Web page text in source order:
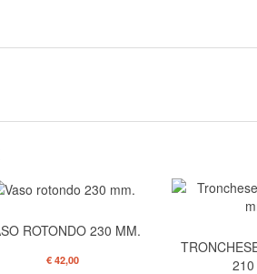
ROTONDO 230 MM.
€ 42,00